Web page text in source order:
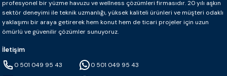
profesyonel bir yüzme havuzu ve wellness çözümleri firmasıdır. 20 yılı aşkın
sektör deneyimi ile teknik uzmanlığı, yüksek kaliteli ürünleri ve müşteri odaklı
yaklaşımı bir araya getirerek hem konut hem de ticari projeler için uzun
ömürlü ve güvenilir çözümler sunuyoruz.
İletişim
0 501 049 95 43
0 501 049 95 43